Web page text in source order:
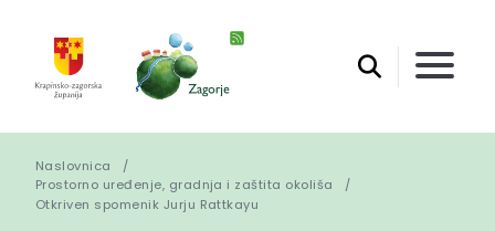
Naslovnica
Prostorno uređenje, gradnja i zaštita okoliša
Otkriven spomenik Jurju Rattkayu